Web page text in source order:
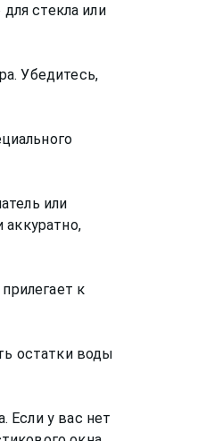
стекла или
Убедитесь,
или
к
остатки воды
Если у вас нет